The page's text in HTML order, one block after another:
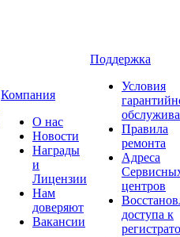
Компания
О нас
Новости
Награды
и
Лицензии
Нам
доверяют
Вакансии
Поддержка
Условия
Правила
ремонта
Адреса
центров
доступа к